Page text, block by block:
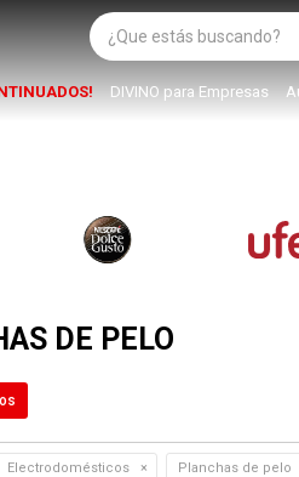
DIVINO para Empresas
DE PELO
Electrodomésticos Planchas de pelo